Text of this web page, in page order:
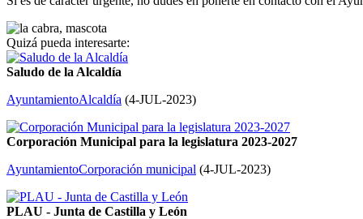
Quizá pueda interesarte:
Saludo de la Alcaldía
AyuntamientoAlcaldía (4-JUL-2023)
Corporación Municipal para la legislatura 2023-2027
AyuntamientoCorporación municipal (4-JUL-2023)
PLAU - Junta de Castilla y León